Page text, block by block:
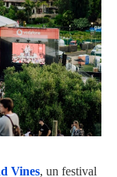
Vines, un festival